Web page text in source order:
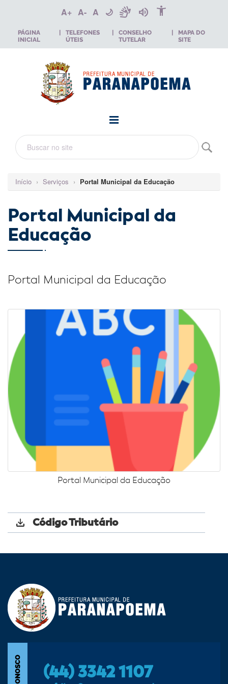
A+ A- A 🌙 sign_language volume_up accessibility_new
PÁGINA
INICIAL
TELEFONES
ÚTEIS
CONSELHO
TUTELAR
MAPA DO
SITE
Início › Serviços › Portal Municipal da Educação
Portal Municipal da
Educação
Portal Municipal da Educação
Portal Municipal da Educação
Código Tributário
(44) 3342 1107